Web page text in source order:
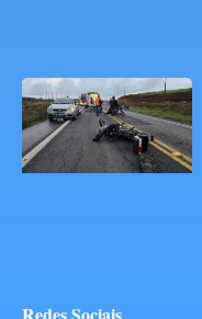
Redes Sociais